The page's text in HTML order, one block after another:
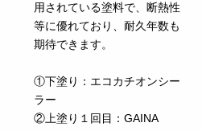
用されている塗料で、断熱性
等に優れており、耐久年数も
期待できます。
①下塗り：エコカチオンシー
ラー
②上塗り１回目：GAINA